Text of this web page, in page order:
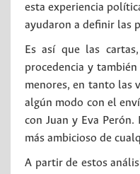
esta experiencia
ayudaron a definir las
Es así que las
procedencia y
menores, en tanto las
algún modo con el
con Juan y Eva
más ambicioso de
A partir de estos